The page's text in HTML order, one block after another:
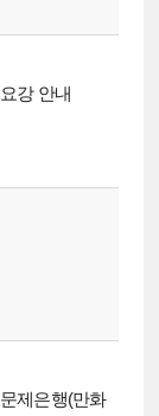
강 안내
제은행(만화